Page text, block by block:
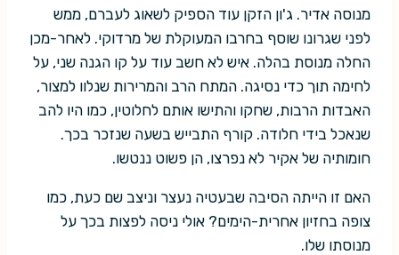
מנוסה אדיר. ג'ון הזקן עוד הספיק לשאוג לעברם, ממש
לפני שגרונו שוסף בחרבו המעוקלת של מרדוקי. לאחר-מכן
החלה מנוסת בהלה. איש לא חשב עוד על קו הגנה שני, על
לחימה תוך כדי נסיגה. המתח הרב והמרירות שנלוו למצור,
האבדות הרבות, שחקו והתישו אותם לחלוטין, כמו היו להב
שנאכל בידי חלודה. קורף התבייש בשעה שנזכר בכך.
חומותיה של אקיר לא נפרצו, הן פשוט ננטשו.
האם זו הייתה הסיבה שבעטיה נעצר וניצב שם כעת, כמו
צופה בחזיון אחרית-הימים? אולי ניסה לפצות בכך על
מנוסתו שלו.